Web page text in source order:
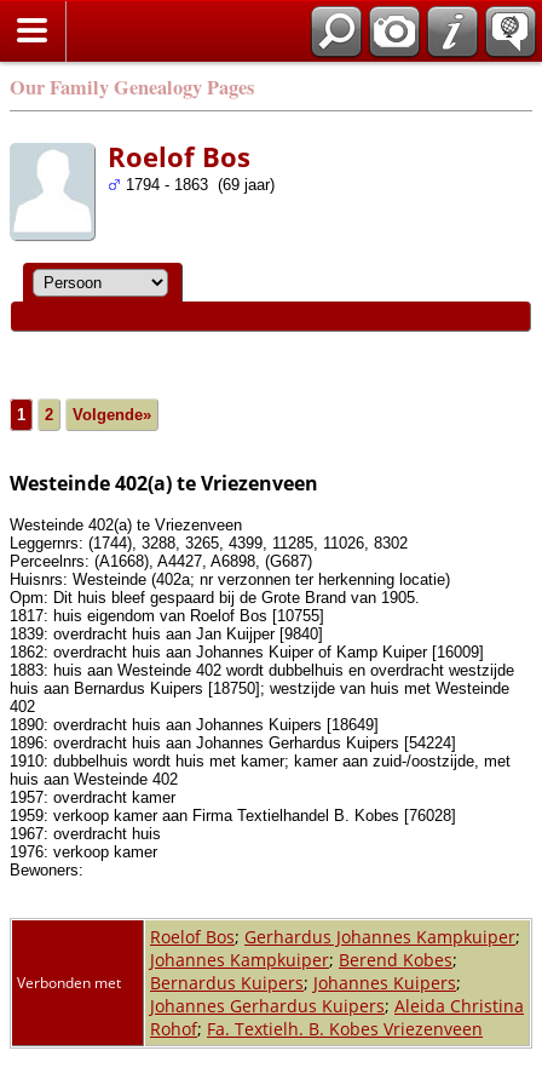
Our Family Genealogy Pages
Roelof Bos
1794 - 1863 (69 jaar)
1 2 Volgende»
Westeinde 402(a) te Vriezenveen
Westeinde 402(a) te Vriezenveen
Leggernrs: (1744), 3288, 3265, 4399, 11285, 11026, 8302
Perceelnrs: (A1668), A4427, A6898, (G687)
Huisnrs: Westeinde (402a; nr verzonnen ter herkenning locatie)
Opm: Dit huis bleef gespaard bij de Grote Brand van 1905.
1817: huis eigendom van Roelof Bos [10755]
1839: overdracht huis aan Jan Kuijper [9840]
1862: overdracht huis aan Johannes Kuiper of Kamp Kuiper [16009]
1883: huis aan Westeinde 402 wordt dubbelhuis en overdracht westzijde
huis aan Bernardus Kuipers [18750]; westzijde van huis met Westeinde
402
1890: overdracht huis aan Johannes Kuipers [18649]
1896: overdracht huis aan Johannes Gerhardus Kuipers [54224]
1910: dubbelhuis wordt huis met kamer; kamer aan zuid-/oostzijde, met
huis aan Westeinde 402
1957: overdracht kamer
1959: verkoop kamer aan Firma Textielhandel B. Kobes [76028]
1967: overdracht huis
1976: verkoop kamer
Bewoners:
Verbonden met
Roelof Bos; Gerhardus Johannes Kampkuiper;
Johannes Kampkuiper; Berend Kobes;
Bernardus Kuipers; Johannes Kuipers;
Johannes Gerhardus Kuipers; Aleida Christina
Rohof; Fa. Textielh. B. Kobes Vriezenveen